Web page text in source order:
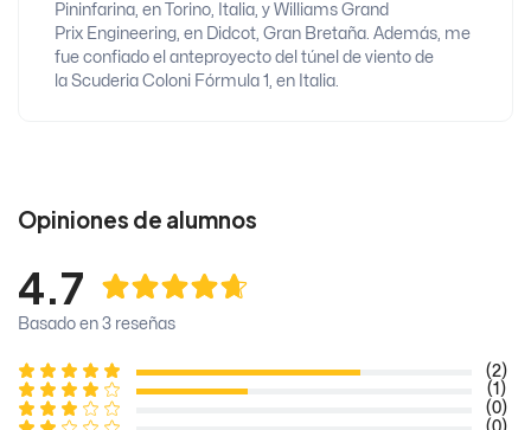
Pininfarina, en Torino, Italia, y Williams Grand
Prix Engineering, en Didcot, Gran Bretaña. Además, me
fue confiado el anteproyecto del túnel de viento de
la Scuderia Coloni Fórmula 1, en Italia.
Opiniones de alumnos
4.7
Basado en 3 reseñas
(2)
(1)
(0)